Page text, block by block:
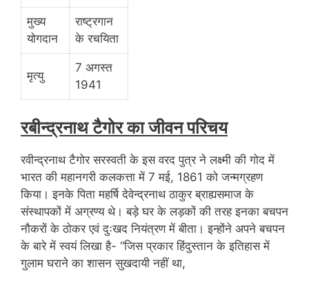
मुख्य
योगदान
राष्ट्रगान
के रचयिता
मृत्यु
7 अगस्त
1941
रबीन्द्रनाथ टैगोर का जीवन परिचय
रवीन्द्रनाथ टैगोर सरस्वती के इस वरद पुत्र ने लक्ष्मी की गोद में
भारत की महानगरी कलकत्ता में 7 मई, 1861 को जन्मग्रहण
किया। इनके पिता महर्षि देवेन्द्रनाथ ठाकुर ब्राह्यसमाज के
संस्थापकों में अग्रण्य थे। बड़े घर के लड़कों की तरह इनका बचपन
नौकरों के ठोकर एवं दुःखद नियंत्रण में बीता। इन्होंने अपने बचपन
के बारे में स्वयं लिखा है- “जिस प्रकार हिंदुस्तान के इतिहास में
गुलाम घराने का शासन सुखदायी नहीं था,